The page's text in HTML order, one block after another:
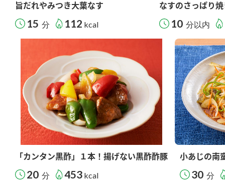
旨だれやみつき大葉なす
15 分 112 kcal
なすのさっぱり
10 分以内
「カンタン黒酢」１本！揚げない黒酢酢豚
20 分 453 kcal
小あじの南
30 分